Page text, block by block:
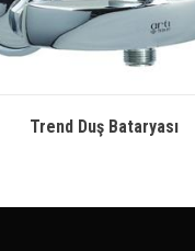
Trend Duş Bataryası